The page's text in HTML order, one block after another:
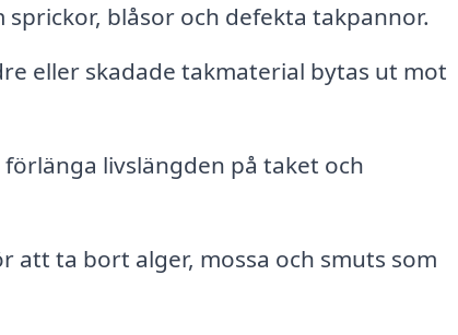
sprickor, blåsor och defekta takpannor.
eller skadade takmaterial bytas ut mot
livslängden på taket och
att ta bort alger, mossa och smuts som